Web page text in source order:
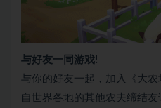
与好友一同游戏!
与你的好友一起，加入《大
自世界各地的其他农夫缔结